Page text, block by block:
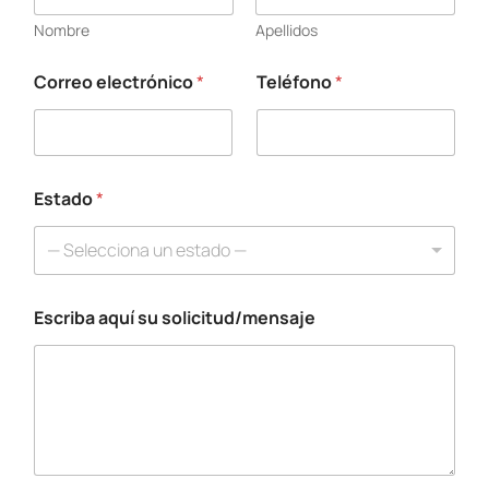
c
t
ó
n
i
o
*
Nombre Apellidos
Correo electrónico* Teléfono*
Estado*
— Selecciona un estado —
Escriba aquí su solicitud/mensaje